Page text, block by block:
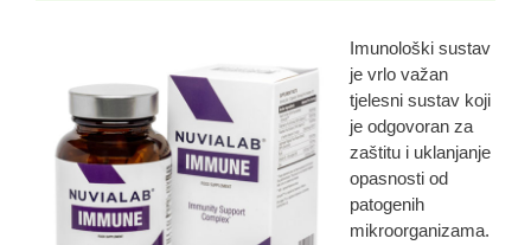
Imunološki sustav
je vrlo važan
tjelesni sustav koji
je odgovoran za
zaštitu i uklanjanje
opasnosti od
patogenih
mikroorganizama.